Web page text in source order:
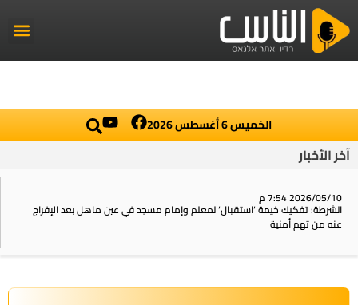
الخميس 6 أغسطس 2026
آخر الأخبار
2026/05/10 7:54 م
الشرطة: تفكيك خيمة ‘استقبال‘ لمعلم وإمام مسجد في عين ماهل بعد الإفراج
عنه من تهم أمنية